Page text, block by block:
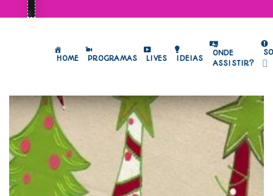
HOME PROGRAMAS LIVES IDEIAS
ONDE
ASSISTIR?